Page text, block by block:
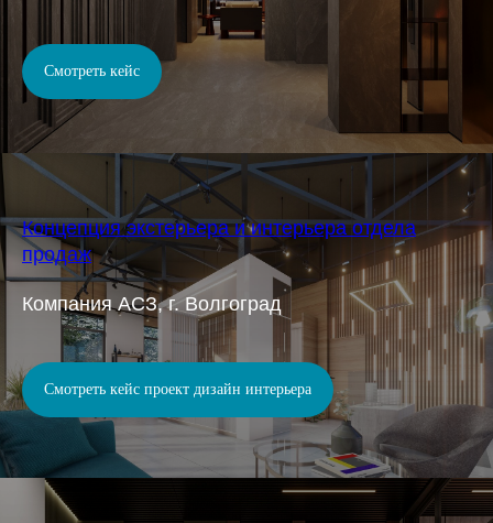
Смотреть кейс
Концепция экстерьера и интерьера отдела
продаж
Компания АСЗ, г. Волгоград
Смотреть кейс проект дизайн интерьера